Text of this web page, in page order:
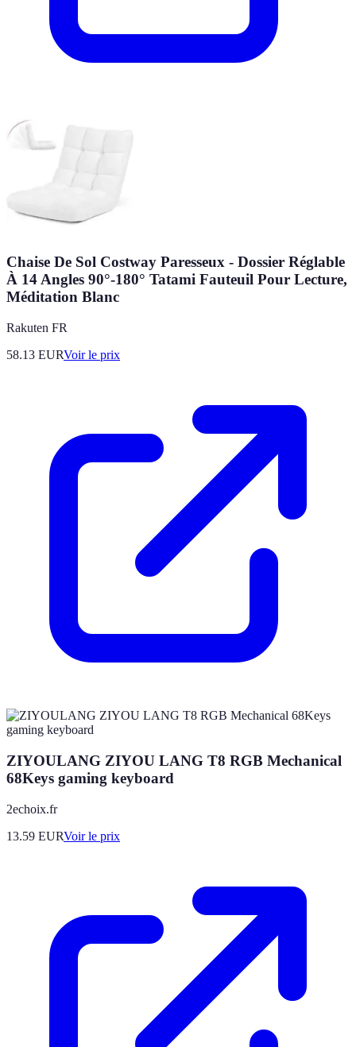
Chaise De Sol Costway Paresseux - Dossier Réglable
À 14 Angles 90°-180° Tatami Fauteuil Pour Lecture,
Méditation Blanc
Rakuten FR
58.13 EURVoir le prix
ZIYOULANG ZIYOU LANG T8 RGB Mechanical
68Keys gaming keyboard
2echoix.fr
13.59 EURVoir le prix